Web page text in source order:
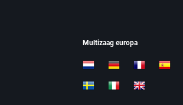
Multizaag europa